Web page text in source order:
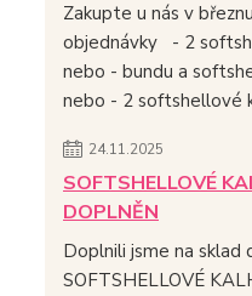
Zakupte u nás v
objednávky - 2
nebo - bundu a
nebo - 2 softshellové
24.11.2025
SOFTSHELLOVÉ
DOPLNĚN
Doplnili jsme na sklad
SOFTSHELLOVÉ